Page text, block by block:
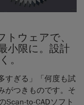
トウェアで、
小限に。設計
。
すぎる」「何度も試
がつきものです。そ
Scan-to-CADソフト